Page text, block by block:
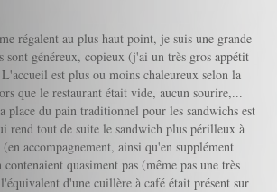
régalent au plus haut point, je suis une grande
sont généreux, copieux (j'ai un très gros appétit
est plus ou moins chaleureux selon la
que le restaurant était vide, aucun sourire,...
place du pain traditionnel pour les sandwichs est
rend tout de suite le sandwich plus périlleux à
accompagnement, ainsi qu'en supplément
quasiment pas (même pas une très
d'une cuillère à café était présent sur